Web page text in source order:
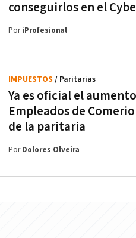
conseguirlos en el
PoriProfesional
Ya es oficial el
Empleados de
de la paritaria
IMPUESTOS / Paritarias
PorDolores Olveira